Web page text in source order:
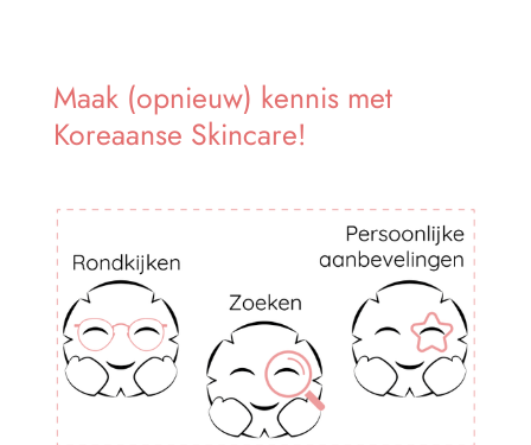
Maak (opnieuw) kennis met
Koreaanse Skincare!